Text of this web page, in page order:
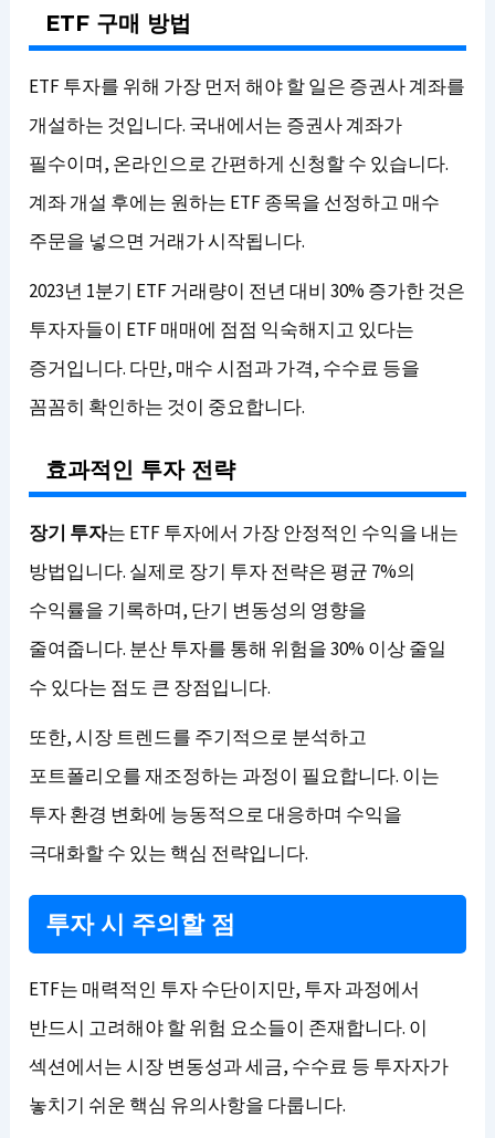
ETF 구매 방법
ETF 투자를 위해 가장 먼저 해야 할 일은 증권사 계좌를
개설하는 것입니다. 국내에서는 증권사 계좌가
필수이며, 온라인으로 간편하게 신청할 수 있습니다.
계좌 개설 후에는 원하는 ETF 종목을 선정하고 매수
주문을 넣으면 거래가 시작됩니다.
2023년 1분기 ETF 거래량이 전년 대비 30% 증가한 것은
투자자들이 ETF 매매에 점점 익숙해지고 있다는
증거입니다. 다만, 매수 시점과 가격, 수수료 등을
꼼꼼히 확인하는 것이 중요합니다.
효과적인 투자 전략
장기 투자는 ETF 투자에서 가장 안정적인 수익을 내는
방법입니다. 실제로 장기 투자 전략은 평균 7%의
수익률을 기록하며, 단기 변동성의 영향을
줄여줍니다. 분산 투자를 통해 위험을 30% 이상 줄일
수 있다는 점도 큰 장점입니다.
또한, 시장 트렌드를 주기적으로 분석하고
포트폴리오를 재조정하는 과정이 필요합니다. 이는
투자 환경 변화에 능동적으로 대응하며 수익을
극대화할 수 있는 핵심 전략입니다.
투자 시 주의할 점
ETF는 매력적인 투자 수단이지만, 투자 과정에서
반드시 고려해야 할 위험 요소들이 존재합니다. 이
섹션에서는 시장 변동성과 세금, 수수료 등 투자자가
놓치기 쉬운 핵심 유의사항을 다룹니다.